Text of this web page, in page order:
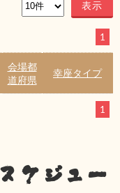
1
会場都
道府県
幸座タイプ
1
ケジュー